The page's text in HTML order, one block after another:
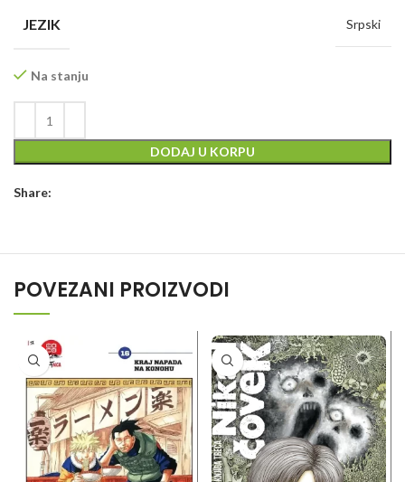
JEZIK Srpski
Na stanju
DODAJ U KORPU
Share:
POVEZANI PROIZVODI